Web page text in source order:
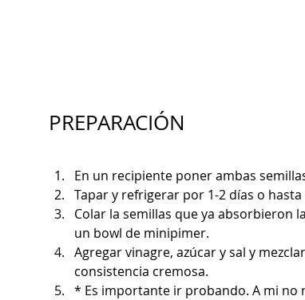
PREPARACIÓN
En un recipiente poner ambas
Tapar y refrigerar por 1-2 días o
Colar la semillas que ya absorbieron
un bowl de minipimer.
Agregar vinagre, azúcar y sal y
consistencia cremosa.
* Es importante ir probando. A mi no